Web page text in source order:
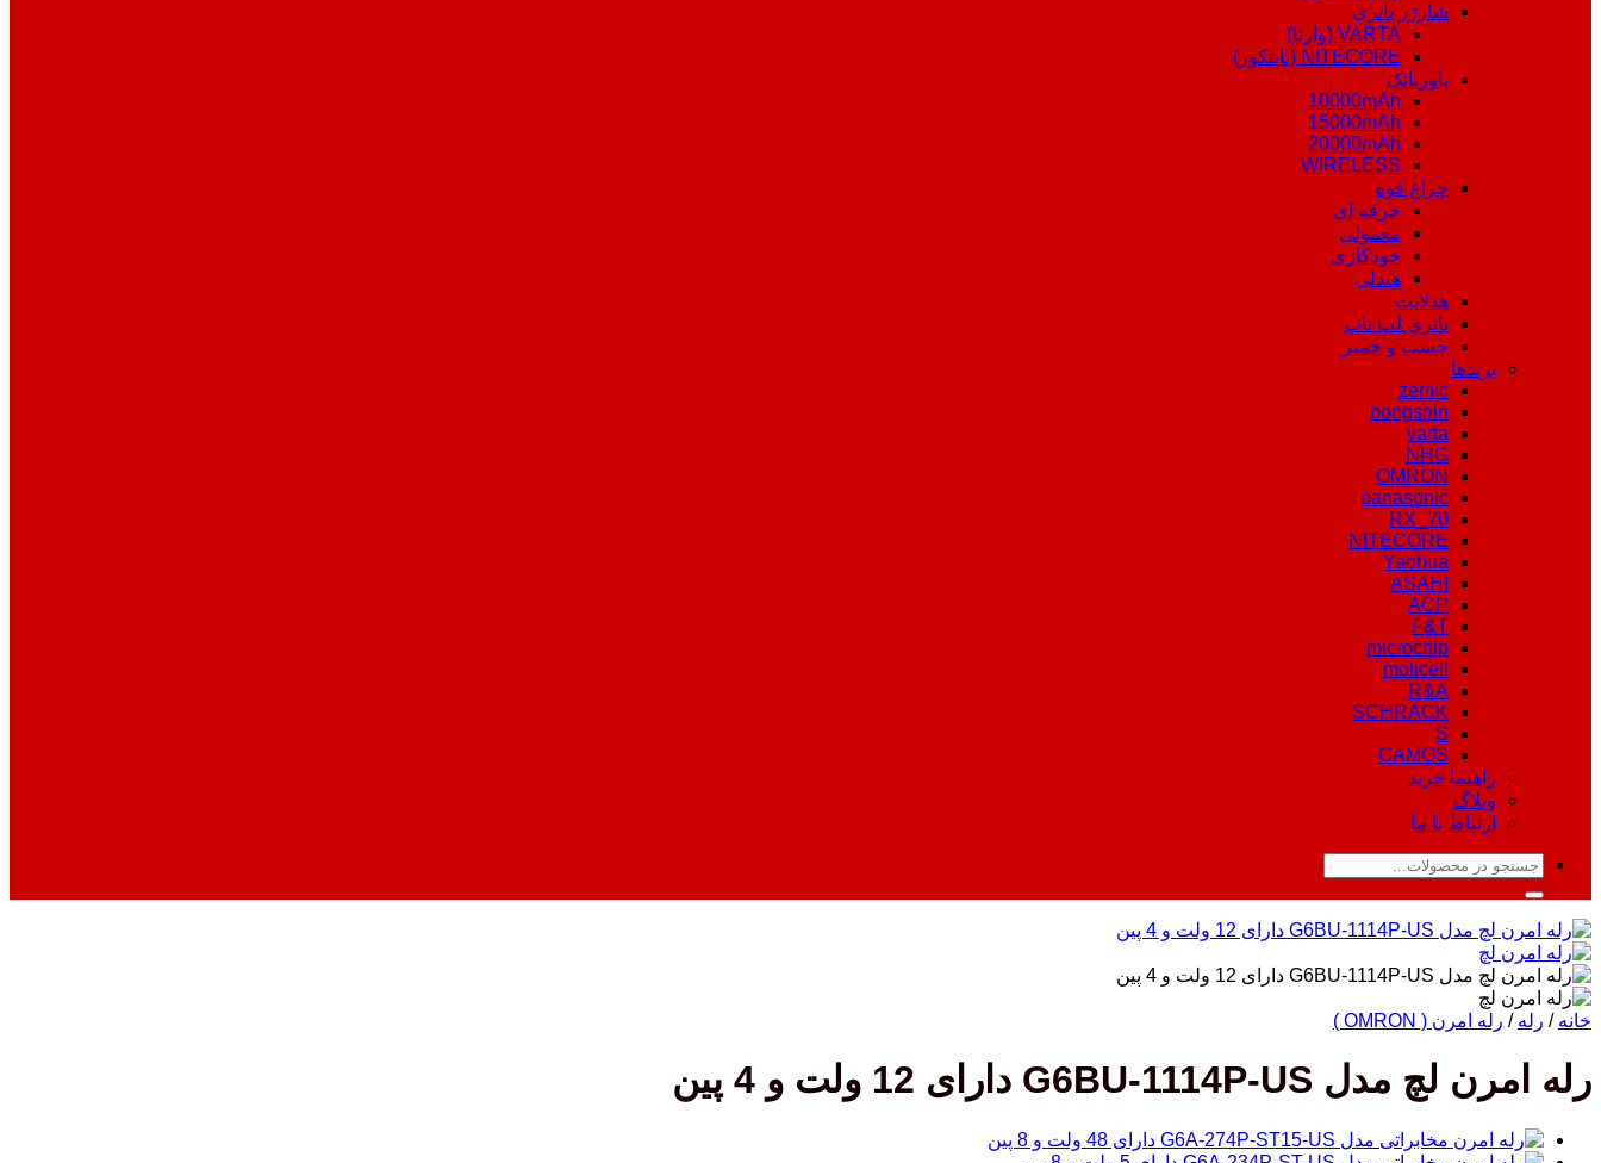
شارژر باتری
VARTA (وارتا)
NITECORE (نایتکور)
پاوربانک
10000mAh
15000mAh
20000mAh
WIRELESS
چراغ قوه
حرفه ای
معمولی
خودکاری
هندلی
هدلایت
باتری لپ تاپ
چسب و خمیر
برندها
zemic
bongshin
varta
NHG
OMRON
panasonic
RX_70
NITECORE
Yaohua
ASAHI
ACP
F&T
microchip
molicell
R&A
SCHRACK
S
CAMOS
راهنما خرید
وبلاگ
ارتباط با ما
جستجو
خانه / رله / رله امرن ( OMRON )
رله امرن لچ مدل G6BU-1114P-US دارای 12 ولت و 4 پین